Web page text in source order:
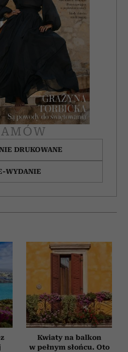
DRUKOWANE
WYDANIE
Kwiaty na balkon
w pełnym słońcu. Oto